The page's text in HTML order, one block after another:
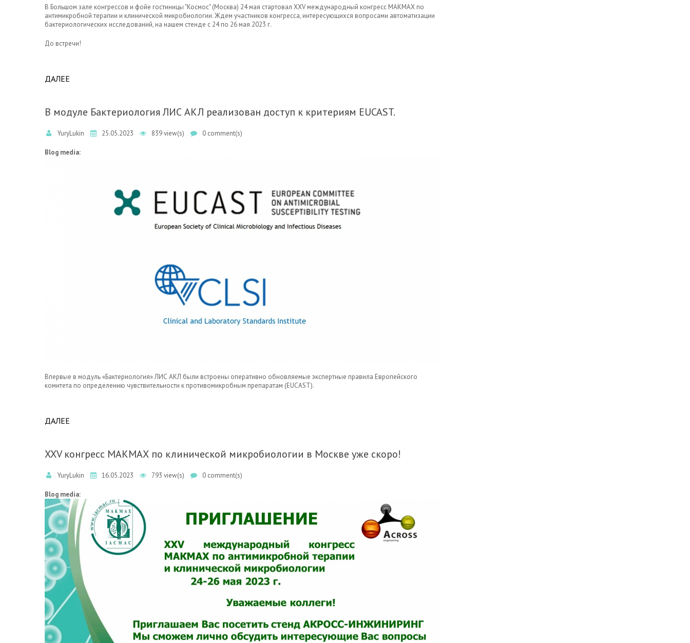
В Большом зале конгрессов и фойе гостиницы "Космос" (Москва) 24 мая стартовал XXV международный конгресс МАКМАХ по
антимикробной терапии и клинической микробиологии. Ждем участников конгресса, интересующихся вопросами автоматизации
бактериологических исследований, на нашем стенде с 24 по 26 мая 2023 г.
До встречи!
ДАЛЕЕ
В модуле Бактериология ЛИС АКЛ реализован доступ к критериям EUCAST.
YuryLukin 25.05.2023 839 view(s) 0 comment(s)
Blog media:
Впервые в модуль «Бактериология» ЛИС АКЛ были встроены оперативно обновляемые экспертные правила Европейского
комитета по определению чувствительности к противомикробным препаратам (EUCAST).
ДАЛЕЕ
XXV конгресс МАКМАХ по клинической микробиологии в Москве уже скоро!
YuryLukin 16.05.2023 793 view(s) 0 comment(s)
Blog media: